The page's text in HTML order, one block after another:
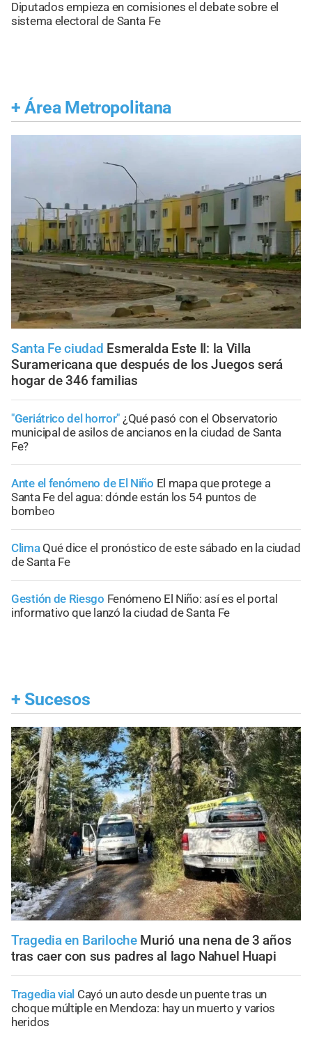
Diputados empieza en comisiones el debate sobre el
sistema electoral de Santa Fe
+ Área Metropolitana
Santa Fe ciudad Esmeralda Este II: la Villa
Suramericana que después de los Juegos será
hogar de 346 familias
"Geriátrico del horror" ¿Qué pasó con el Observatorio
municipal de asilos de ancianos en la ciudad de Santa
Fe?
Ante el fenómeno de El Niño El mapa que protege a
Santa Fe del agua: dónde están los 54 puntos de
bombeo
Clima Qué dice el pronóstico de este sábado en la ciudad
de Santa Fe
Gestión de Riesgo Fenómeno El Niño: así es el portal
informativo que lanzó la ciudad de Santa Fe
+ Sucesos
Tragedia en Bariloche Murió una nena de 3 años
tras caer con sus padres al lago Nahuel Huapi
Tragedia vial Cayó un auto desde un puente tras un
choque múltiple en Mendoza: hay un muerto y varios
heridos